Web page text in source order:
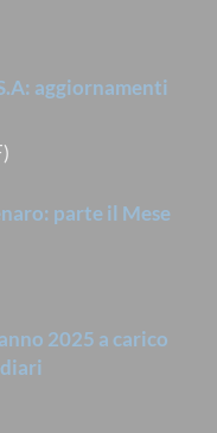
aggiornamenti
parte il Mese
2025 a carico